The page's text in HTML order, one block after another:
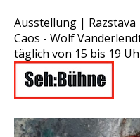
Ausstellung | Razstava
Caos - Wolf
täglich von 15 bis 19